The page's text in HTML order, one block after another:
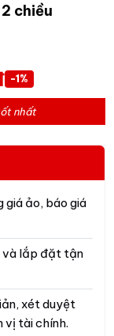
chiều
-1%
nhất
giá ảo, báo giá
và lắp đặt tận
xét duyệt
vị tài chính.